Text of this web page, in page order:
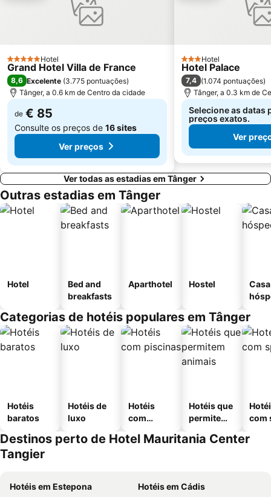
5 EstrelasHotel
Grand Hotel Villa de France
8,6 Excelente (3.775 pontuações)
Tânger, a 0.6 km de Centro da cidade
de € 85
Consulte os preços de 16 sites
Ver preços
3 Estrelas
Hotel
Hotel Palace
7,4 (1.074 pontuações)
Tânger, a 0.3 km de
Selecione as datas
preços exatos.
Ver
Ver todas as estadias em Tânger
Outras estadias em Tânger
Hotel
Bed and
breakfasts
Aparthotel Hostel
Categorias de hotéis populares em Tânger
Hotéis
baratos
Hotéis de
luxo
Hotéis
com
Hotéis que
permitem
com
Destinos perto de Hotel Mauritania Center
Tangier
Hotéis em Estepona
Hotéis em Cádis